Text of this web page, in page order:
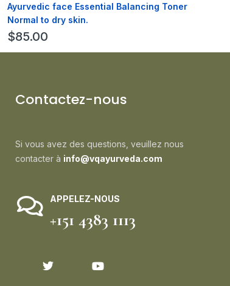
Ayurvedic face Essential Balancing Toner
Normal to dry skin.
$85.00
Contactez-nous
Si vous avez des questions, veuillez nous
contacter à info@vqayurveda.com
APPELEZ-NOUS
+151 4383 1113